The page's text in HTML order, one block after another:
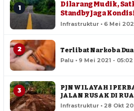
1
Dilarang Mudik,
Standby Jaga
Infrastruktur • 6 Mei
2 Terlibat Narkoba Dua
Palu • 9 Mei 2021 -
3
PJN WILAYAH I
JALAN RUSAK DI
Infrastruktur • 28 Okt